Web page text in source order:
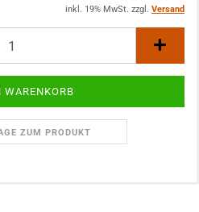
inkl. 19% MwSt. zzgl. Versand
ZUM PRODUKT